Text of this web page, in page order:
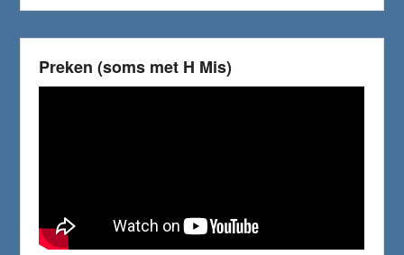
Preken (soms met H Mis)